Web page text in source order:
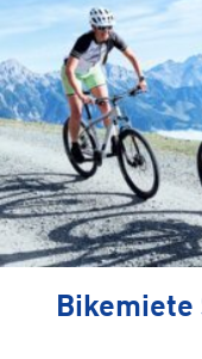
Bikemiete